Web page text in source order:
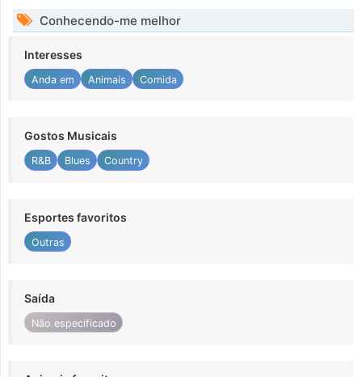
Conhecendo-me melhor
Interesses
Anda em Animais Comida
Gostos Musicais
R&B Blues Country
Esportes favoritos
Outras
Saída
Não especificado